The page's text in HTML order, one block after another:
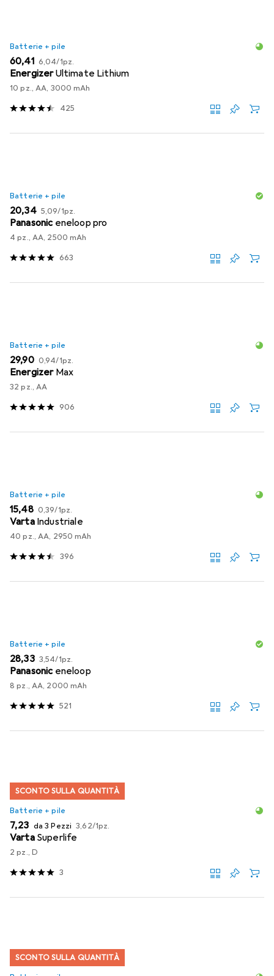
Batterie + pile
EUR
60,41 EUR
6,04/1pz.
EnergizerUltimate Lithium
10 pz., AA, 3000 mAh
425
Batterie + pile
EUR
20,34 EUR
5,09/1pz.
Panasonic eneloop pro
4 pz., AA, 2500 mAh
663
Batterie + pile
EUR
29,90 EUR
0,94/1pz.
Energizer Max
32 pz., AA
906
Batterie + pile
EUR
15,48 EUR
0,39/1pz.
Varta Industriale
40 pz., AA, 2950 mAh
396
Batterie + pile
EUR
28,33 EUR
3,54/1pz.
Panasonic eneloop
8 pz., AA, 2000 mAh
521
SCONTO SULLA QUANTITÀ
Batterie + pile
EUR
7,23 da 3 Pezzi EUR
3,62/1pz.
Varta Superlife
2 pz., D
3
SCONTO SULLA QUANTITÀ